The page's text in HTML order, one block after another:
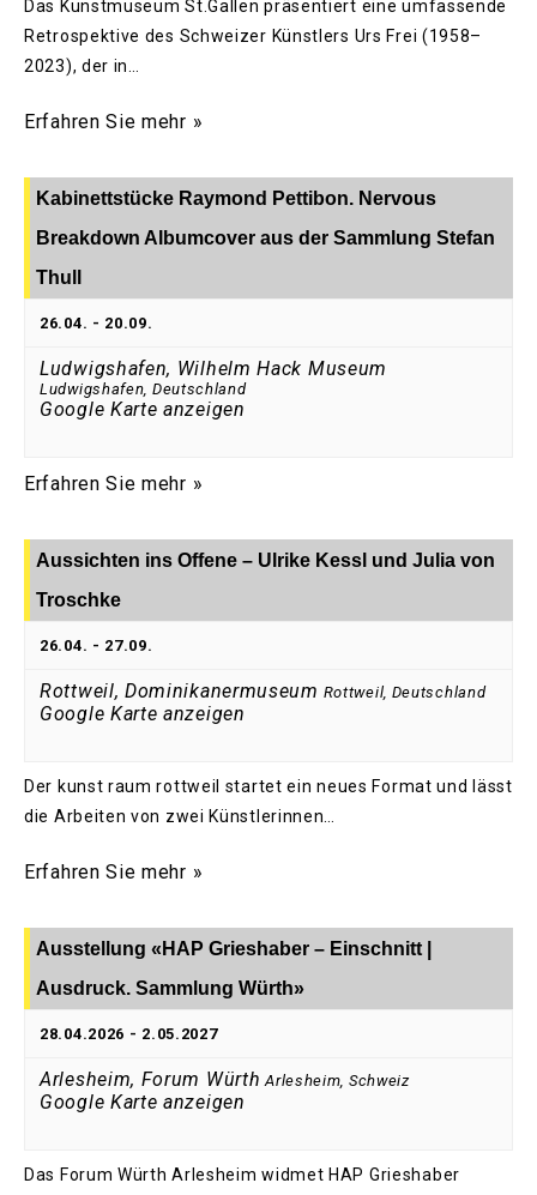
Das Kunstmuseum St.Gallen präsentiert eine umfassende
Retrospektive des Schweizer Künstlers Urs Frei (1958–
2023), der in…
Erfahren Sie mehr »
Kabinettstücke Raymond Pettibon. Nervous
Breakdown Albumcover aus der Sammlung Stefan
Thull
26.04. - 20.09.
Ludwigshafen, Wilhelm Hack Museum
Ludwigshafen, Deutschland
Google Karte anzeigen
Erfahren Sie mehr »
Aussichten ins Offene – Ulrike Kessl und Julia von
Troschke
26.04. - 27.09.
Rottweil, Dominikanermuseum Rottweil, Deutschland
Google Karte anzeigen
Der kunst raum rottweil startet ein neues Format und lässt
die Arbeiten von zwei Künstlerinnen…
Erfahren Sie mehr »
Ausstellung «HAP Grieshaber – Einschnitt |
Ausdruck. Sammlung Würth»
28.04.2026 - 2.05.2027
Arlesheim, Forum Würth Arlesheim, Schweiz
Google Karte anzeigen
Das Forum Würth Arlesheim widmet HAP Grieshaber